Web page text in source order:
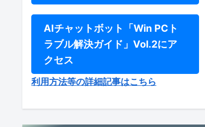
AIチャットボット「Win PCト
ラブル解決ガイド」Vol.2にア
クセス
利用方法等の詳細記事はこちら